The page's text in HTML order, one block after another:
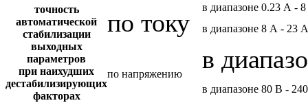
точность
автоматической
стабилизации
выходных
параметров
при наихудших
дестабилизирующих
факторах
по току
в диапазоне 0.23 А -
в диапазоне 8 А - 23 А
по напряжению
в
в диапазоне 80 В -